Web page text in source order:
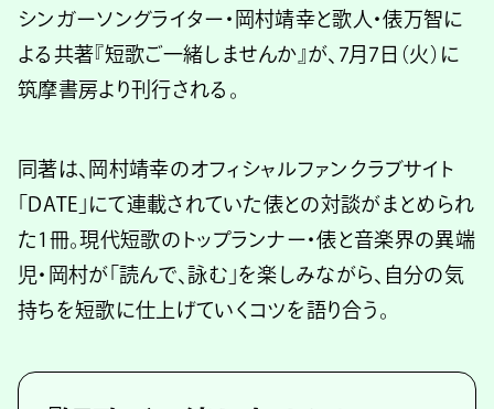
シンガーソングライター・岡村靖幸と歌人・俵万智に
よる共著『短歌ご一緒しませんか』が、7月7日（火）に
筑摩書房より刊行される。
同著は、岡村靖幸のオフィシャルファンクラブサイト
「DATE」にて連載されていた俵との対談がまとめられ
た1冊。現代短歌のトップランナー・俵と音楽界の異端
児・岡村が「読んで、詠む」を楽しみながら、自分の気
持ちを短歌に仕上げていくコツを語り合う。